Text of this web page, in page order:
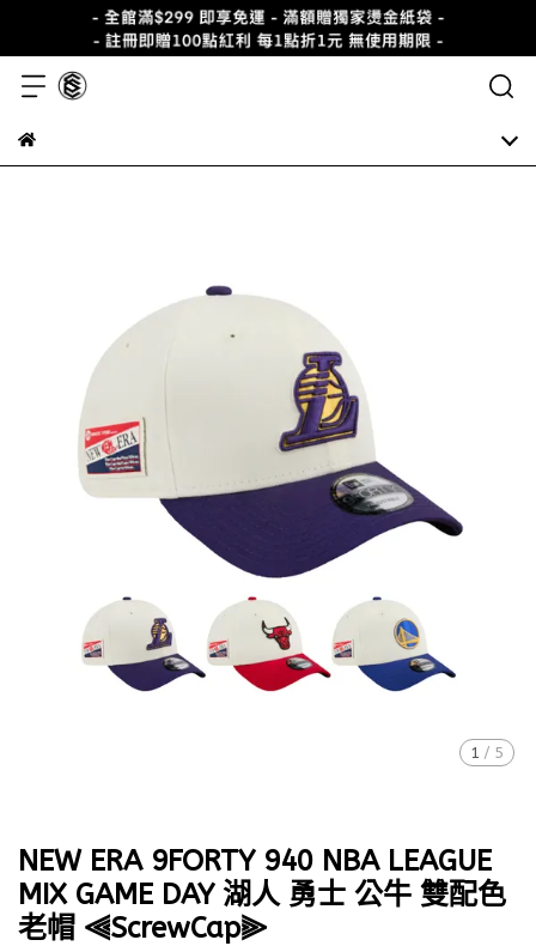
1 / 5
NEW ERA 9FORTY 940 NBA LEAGUE
MIX GAME DAY 湖人 勇士 公牛 雙配色
老帽 ⫷ScrewCap⫸